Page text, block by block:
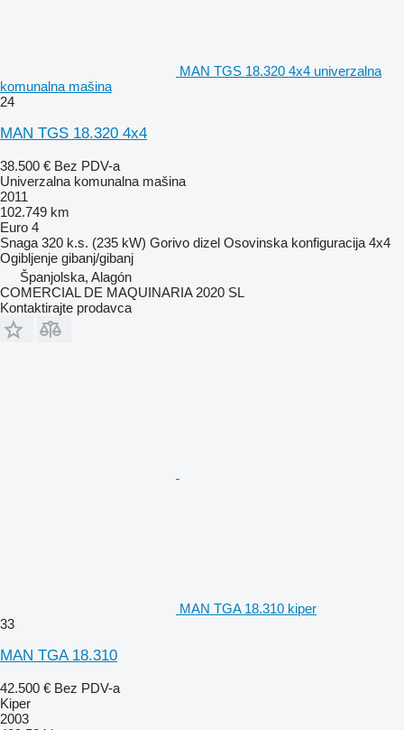
MAN TGS 18.320 4x4 univerzalna
komunalna mašina
24
MAN TGS 18.320 4x4
38.500 € Bez PDV-a
Univerzalna komunalna mašina
2011
102.749 km
Euro 4
Snaga 320 k.s. (235 kW) Gorivo dizel Osovinska konfiguracija 4x4
Ogibljenje gibanj/gibanj
Španjolska, Alagón
COMERCIAL DE MAQUINARIA 2020 SL
Kontaktirajte prodavca
MAN TGA 18.310 kiper
33
MAN TGA 18.310
42.500 € Bez PDV-a
Kiper
2003